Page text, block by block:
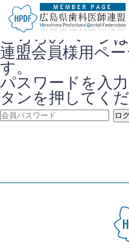
こちらのページ
連盟会員様用ペ
す。
パスワードを入
タンを押してくだ